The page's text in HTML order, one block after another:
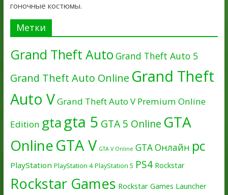
гоночные костюмы.
Метки
Grand Theft Auto Grand Theft Auto 5
Grand Theft Auto Online Grand Theft
Auto VGrand Theft Auto V Premium Online
Edition gtagta 5 GTA 5 Online GTA
OnlineGTA V GTA V Online GTA Онлайн pc
PlayStation PlayStation 4 PlayStation 5 PS4 Rockstar
Rockstar Games Rockstar Games Launcher